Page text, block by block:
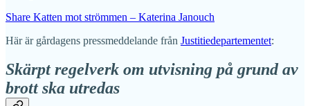
Share Katten mot strömmen – Katerina Janouch
Här är gårdagens pressmeddelande från Justitiedepartementet:
Skärpt regelverk om utvisning på grund av
brott ska utredas